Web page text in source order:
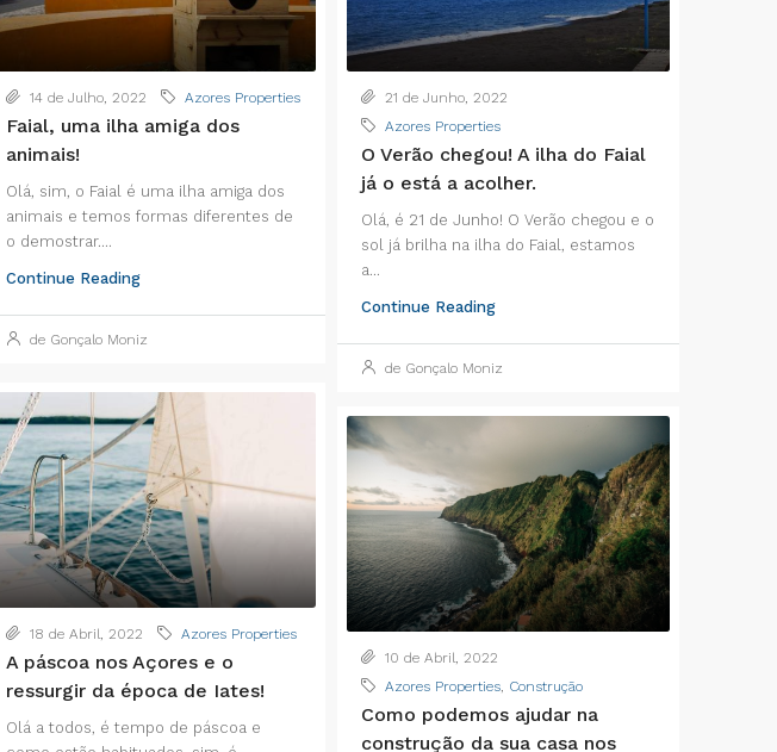
14 de Julho, 2022 Azores Properties
Faial, uma ilha amiga dos
animais!
Olá, sim, o Faial é uma ilha amiga dos
animais e temos formas diferentes de
o demostrar....
Continue Reading
de Gonçalo Moniz
21 de Junho, 2022
Azores Properties
O Verão chegou! A ilha do Faial
já o está a acolher.
Olá, é 21 de Junho! O Verão chegou e o
sol já brilha na ilha do Faial, estamos
a...
Continue Reading
de Gonçalo Moniz
18 de Abril, 2022 Azores Properties
A páscoa nos Açores e o
ressurgir da época de Iates!
Olá a todos, é tempo de páscoa e
10 de Abril, 2022
Azores Properties, Construção
Como podemos ajudar na
construção da sua casa nos